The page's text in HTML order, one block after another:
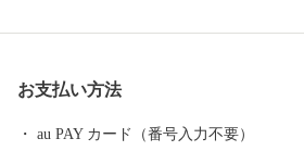
を活かし、「資源の循環」「経済の循環
お支払い方法
au PAY カード（番号入力不要）